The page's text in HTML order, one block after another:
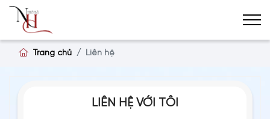
Trang chủ Liên hệ
LIÊN HỆ VỚI TÔI